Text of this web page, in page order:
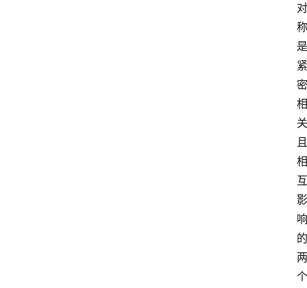
对
称
是
紧
密
相
关
且
相
互
影
响
的
两
个